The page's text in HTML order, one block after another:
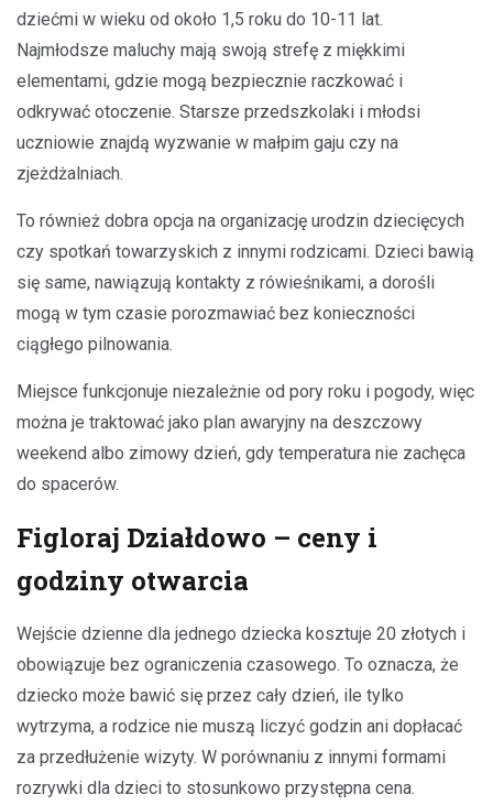
dziećmi w wieku od około 1,5 roku do 10-11 lat.
Najmłodsze maluchy mają swoją strefę z miękkimi
elementami, gdzie mogą bezpiecznie raczkować i
odkrywać otoczenie. Starsze przedszkolaki i młodsi
uczniowie znajdą wyzwanie w małpim gaju czy na
zjeżdżalniach.
To również dobra opcja na organizację urodzin dziecięcych
czy spotkań towarzyskich z innymi rodzicami. Dzieci bawią
się same, nawiązują kontakty z rówieśnikami, a dorośli
mogą w tym czasie porozmawiać bez konieczności
ciągłego pilnowania.
Miejsce funkcjonuje niezależnie od pory roku i pogody, więc
można je traktować jako plan awaryjny na deszczowy
weekend albo zimowy dzień, gdy temperatura nie zachęca
do spacerów.
Figloraj Działdowo – ceny i
godziny otwarcia
Wejście dzienne dla jednego dziecka kosztuje 20 złotych i
obowiązuje bez ograniczenia czasowego. To oznacza, że
dziecko może bawić się przez cały dzień, ile tylko
wytrzyma, a rodzice nie muszą liczyć godzin ani dopłacać
za przedłużenie wizyty. W porównaniu z innymi formami
rozrywki dla dzieci to stosunkowo przystępna cena.